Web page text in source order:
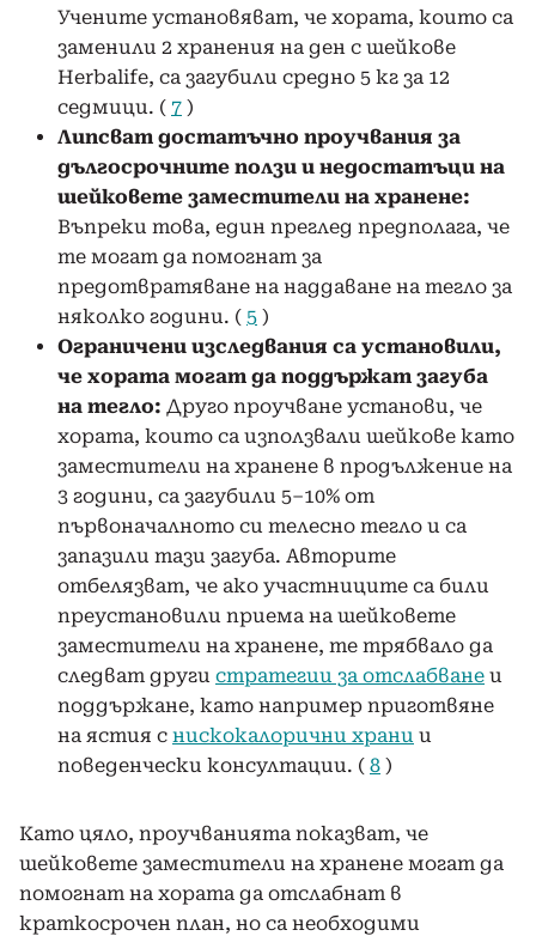
Учените установяват, че хората, които са
заменили 2 хранения на ден с шейкове
Herbalife, са загубили средно 5 кг за 12
седмици. ( 7 )
Липсват достатъчно проучвания за
дългосрочните ползи и недостатъци на
шейковете заместители на хранене:
Въпреки това, един преглед предполага, че
те могат да помогнат за
предотвратяване на наддаване на тегло за
няколко години. ( 5 )
Ограничени изследвания са установили,
че хората могат да поддържат загуба
на тегло: Друго проучване установи, че
хората, които са използвали шейкове като
заместители на хранене в продължение на
3 години, са загубили 5–10% от
първоначалното си телесно тегло и са
запазили тази загуба. Авторите
отбелязват, че ако участниците са били
преустановили приема на шейковете
заместители на хранене, те трябвало да
следват други стратегии за отслабване и
поддържане, като например приготвяне
на ястия с нискокалорични храни и
поведенчески консултации. ( 8 )
Като цяло, проучванията показват, че
шейковете заместители на хранене могат да
помогнат на хората да отслабнат в
краткосрочен план, но са необходими